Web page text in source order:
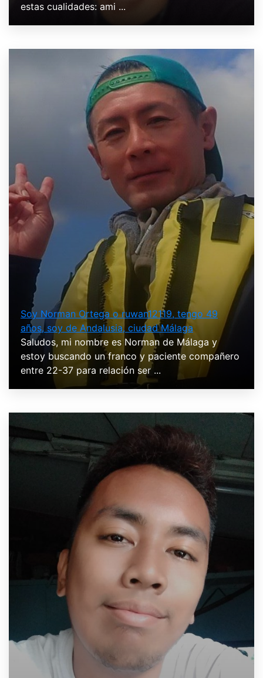
estas cualidades: ami ...
Soy Norman Ortega o ruwan12119, tengo 49
años, soy de Andalusia, ciudad Málaga
Saludos, mi nombre es Norman de Málaga y
estoy buscando un franco y paciente compañero
entre 22-37 para relación ser ...